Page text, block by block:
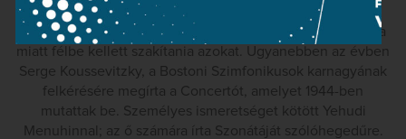
kezdett a Harvard egyetemen az új magyar zene
kérdéseiről, de egészségi állapota hirtelen rosszabbodása
miatt félbe kellett szakítania azokat. Ugyanebben az évben
Serge Koussevitzky, a Bostoni Szimfonikusok karnagyának
felkérésére megírta a Concertót, amelyet 1944-ben
mutattak be. Személyes ismeretséget kötött Yehudi
Menuhinnal; az ő számára írta Szonátáját szólóhegedűre.